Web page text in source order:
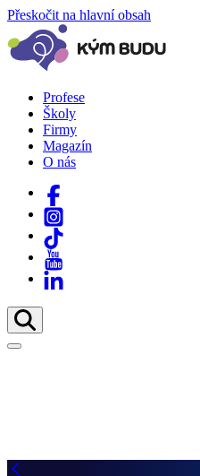
Přeskočit na hlavní obsah
Profese
Školy
Firmy
Magazín
O nás